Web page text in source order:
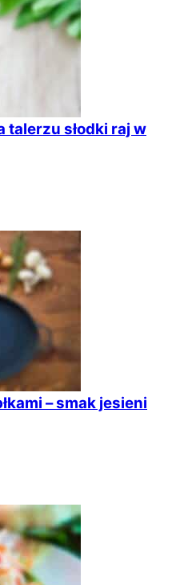
talerzu słodki raj w
– smak jesieni